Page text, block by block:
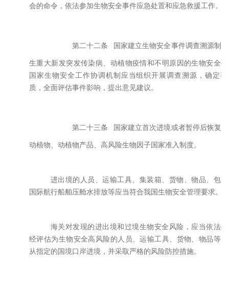
会的命令，依法参加生物安全事件应急处置和应急救援工作。
第二十二条 国家建立生物安全事件调查溯源制
生重大新发突发传染病、动植物疫情和不明原因的生物安全
国家生物安全工作协调机制应当组织开展调查溯源，确定
质，全面评估事件影响，提出意见建议。
第二十三条 国家建立首次进境或者暂停后恢复
动植物、动植物产品、高风险生物因子国家准入制度。
进出境的人员、运输工具、集装箱、货物、物品、包
国际航行船舶压舱水排放等应当符合我国生物安全管理要求。
海关对发现的进出境和过境生物安全风险，应当依法
经评估为生物安全高风险的人员、运输工具、货物、物品等
从指定的国境口岸进境，并采取严格的风险防控措施。